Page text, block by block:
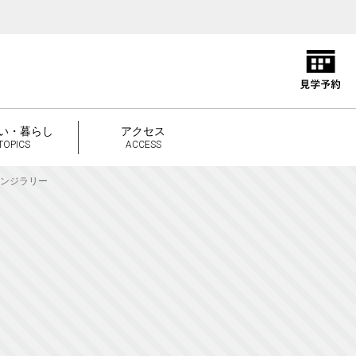
・暮らし アクセス
ACCESS
ジラリー